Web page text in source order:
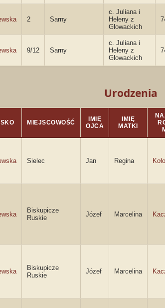
2 Sarny
c. Juliana i
Heleny z
Głowackich
9/12 Sarny
c. Juliana i
Heleny z
Głowackich
Urodzenia
MIEJSCOWOŚĆ
IMIĘ
OJCA
IMIĘ
MATKI
Sielec Jan Regina
Biskupicze
Ruskie
Józef Marcelina
Biskupicze
Ruskie
Józef Marcelina